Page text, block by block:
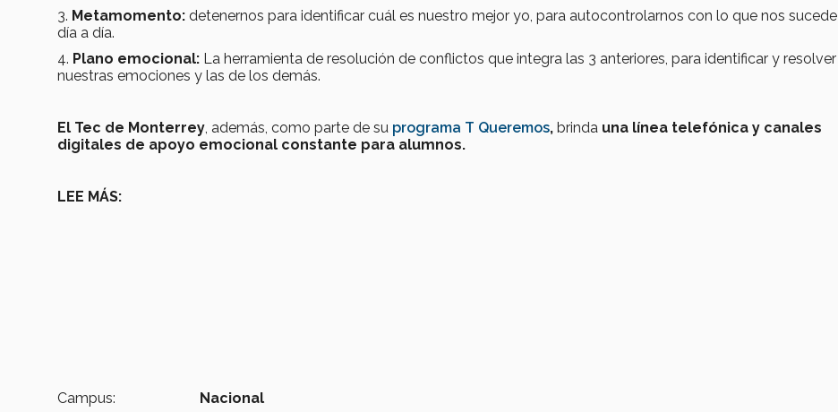
3. Metamomento: detenernos para identificar cuál es nuestro mejor yo, para autocontrolarnos con lo que nos sucede
día a día.
4. Plano emocional: La herramienta de resolución de conflictos que integra las 3 anteriores, para identificar y resolver
nuestras emociones y las de los demás.
El Tec de Monterrey, además, como parte de su programa T Queremos, brinda una línea telefónica y canales
digitales de apoyo emocional constante para alumnos.
LEE MÁS:
Campus: Nacional